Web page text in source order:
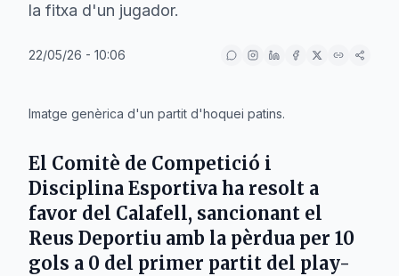
la fitxa d'un jugador.
22/05/26 - 10:06
Imatge genèrica d'un partit d'hoquei patins.
El Comitè de Competició i
Disciplina Esportiva ha resolt a
favor del Calafell, sancionant el
Reus Deportiu amb la pèrdua per 10
gols a 0 del primer partit del play-